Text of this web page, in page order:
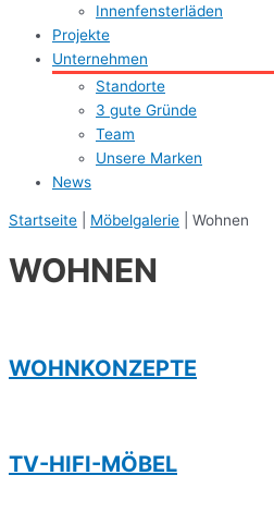
Innenfensterläden
Projekte
Unternehmen
Standorte
3 gute Gründe
Team
Unsere Marken
News
Startseite Möbelgalerie Wohnen
WOHNEN
WOHNKONZEPTE
TV-HIFI-MÖBEL